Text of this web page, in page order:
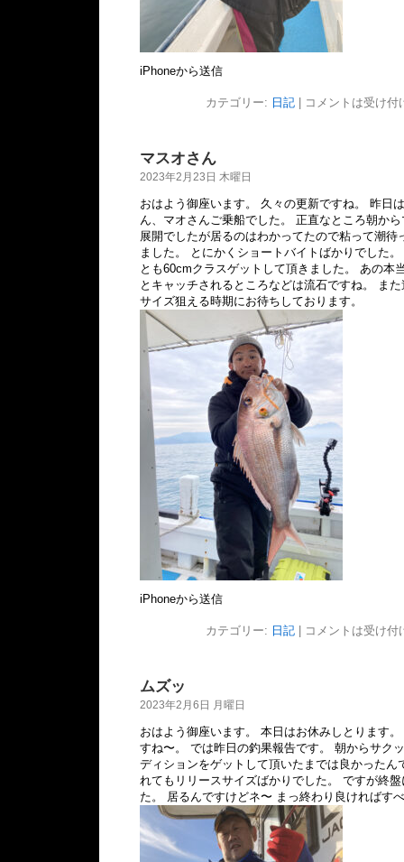
iPhoneから送信
カテゴリー: 日記| コメントは受け付
マスオさん
2023年2月23日 木曜日
おはよう御座います。 久々の更新ですね。 昨日
ん、マオさんご乗船でした。 正直なところ朝か
展開でしたが居るのはわかってたので粘って潮待
ました。 とにかくショートバイトばかりでした
とも60cmクラスゲットして頂きました。 あの本
とキャッチされるところなどは流石ですね。 ま
サイズ狙える時期にお待ちしております。
iPhoneから送信
カテゴリー: 日記| コメントは受け付
ムズッ
2023年2月6日 月曜日
おはよう御座います。 本日はお休みしとります
すね〜。 では昨日の釣果報告です。 朝からサク
ディションをゲットして頂いたまでは良かったん
れてもリリースサイズばかりでした。 ですが終
た。 居るんですけどネ〜 まっ終わり良ければす